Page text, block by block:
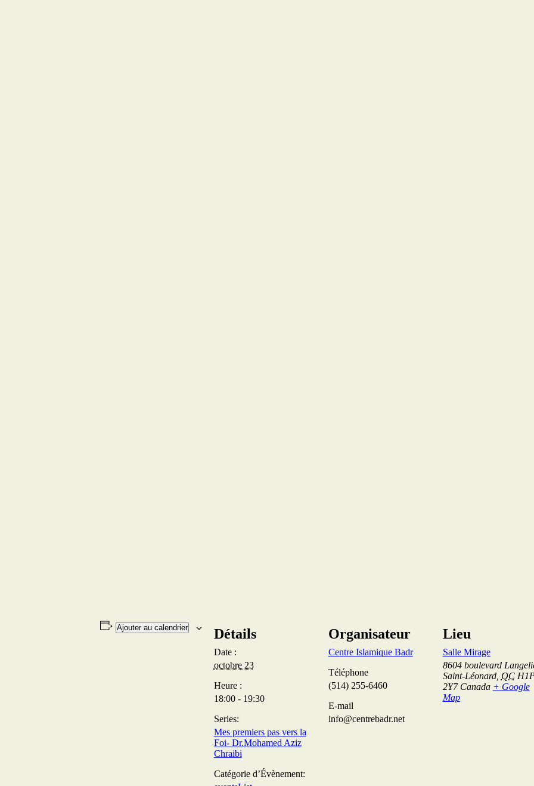
Ajouter au calendrier Détails
Date :
octobre 23
Heure :
18:00 - 19:30
Series:
Mes premiers pas vers la
Foi- Dr.Mohamed Aziz
Chraibi
Catégorie d’Évènement:
Organisateur
Centre Islamique Badr
Téléphone
(514) 255-6460
E-mail
info@centrebadr.net
Lieu
Salle Mirage
8604 boulevard
Saint-Léonard, QC
2Y7 Canada + Google
Map